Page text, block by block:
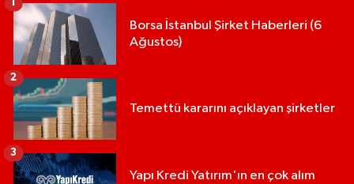
Borsa İstanbul Şirket Haberleri (6
Ağustos)
1
Temettü kararını açıklayan şirketler
2
Yapı Kredi Yatırım'ın en çok alım
3